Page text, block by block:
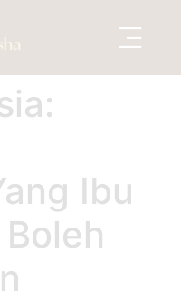
Ibu